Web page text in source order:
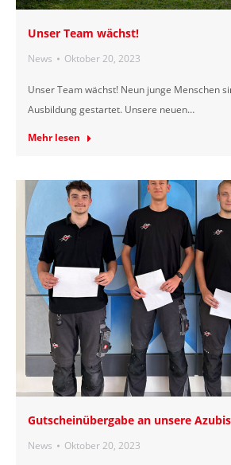
Unser Team wächst!
News Oktober 20, 2023
Unser Team wächst! Neun junge Menschen
Ausbildung gestartet. Unsere neuen…
Mehr lesen
Gutscheinübergabe an unsere
News Oktober 20, 2023